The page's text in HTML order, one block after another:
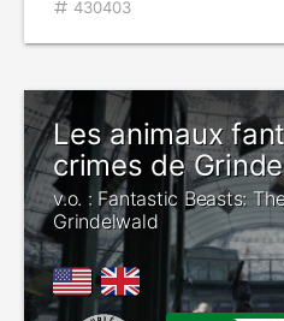
430403
Les animaux
crimes de
v.o. : Fantastic Beasts:
Grindelwald